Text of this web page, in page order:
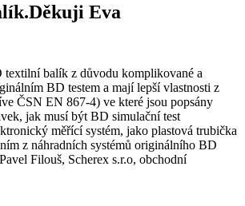
Eva
balík z důvodu komplikované a
BD testem a mají lepší vlastnosti z
ČSN EN 867-4) ve které jsou popsány
jak musí být BD simulační test
měřící systém, jako plastová trubička
z náhradních systémů originálního BD
Filouš, Scherex s.r.o, obchodní